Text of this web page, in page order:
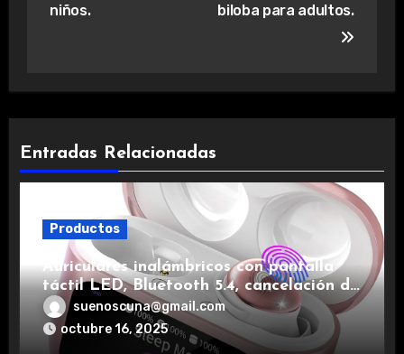
niños.
biloba para adultos.
Entradas Relacionadas
Productos
Auriculares inalámbricos con pantalla
táctil LED, Bluetooth 5.4, cancelación de
ruido, impermeables y de larga duración.
suenoscuna@gmail.com
octubre 16, 2025